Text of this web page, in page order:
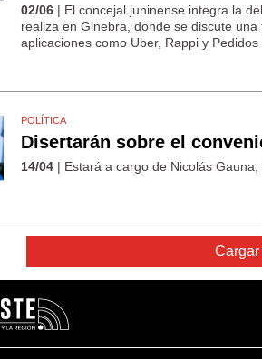
02/06 | El concejal juninense integra la
realiza en Ginebra, donde se discute
aplicaciones como Uber, Rappi y Pedidos
POLÍTICA
Disertarán sobre el
14/04 | Estará a cargo de Nicolás